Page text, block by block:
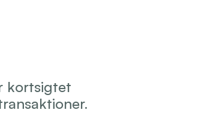
kortsigtet